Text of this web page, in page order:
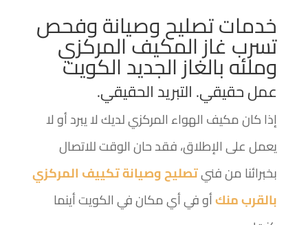
خدمات تصليح وصيانة وفحص
تسرب غاز المكيف المركزي
وملئه بالغاز الجديد الكويت
عمل حقيقي. التبريد الحقيقي.
إذا كان مكيف الهواء المركزي لديك لا يبرد أو لا
يعمل على الإطلاق، فقد حان الوقت للاتصال
بخبرائنا من فنيتصليح وصيانة تكييف المركزي
بالقرب منكأو في أي مكان في الكويت أينما